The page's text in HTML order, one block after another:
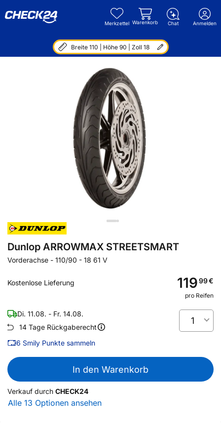
Merkzettel Warenkorb Chat Anmelden
Breite 110 | Höhe 90 | Zoll 18
Dunlop ARROWMAX STREETSMART
Vorderachse - 110/90 - 18 61 V
Kostenlose Lieferung 11999€
pro Reifen
Di. 11.08. - Fr. 14.08.
14 Tage Rückgaberecht
6 Smily Punkte sammeln
1
In den Warenkorb
Verkauf durch CHECK24
Alle 13 Optionen ansehen